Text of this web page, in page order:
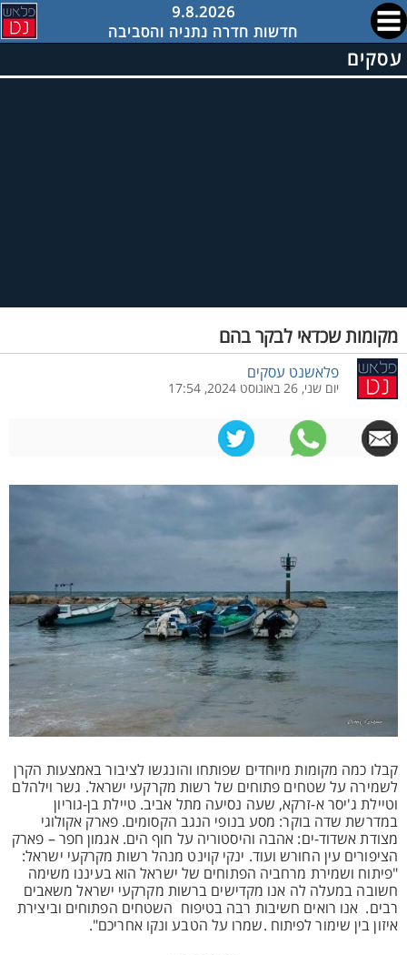
9.8.2026
חדשות חדרה נתניה והסביבה
עסקים
מקומות שכדאי לבקר בהם
פלאשנט עסקים
יום שני, 26 באוגוסט 2024, 17:54
קבלו כמה מקומות מיוחדים שפותחו והונגשו לציבור באמצעות הקרן
לשמירה על שטחים פתוחים של רשות מקרקעי ישראל. גשר וילהלם
וטיילת ג'יסר א-זרקא, שעה נסיעה מתל אביב. טיילת בן-גוריון
במדרשת שדה בוקר: מסע בנופי הנגב הקסומים. פארק אקולוגי
מצודת אשדוד-ים: אהבה והיסטוריה על חוף הים. אגמון חפר – פארק
הציפורים עין החורש ועוד. ינקי קוינט מנהל רשות מקרקעי ישראל:
"פיתוח ושמירת מרחביה הפתוחים של ישראל הוא בעיננו משימה
חשובה במעלה לה אנו מקדישים ברשות מקרקעי ישראל משאבים
רבים. אנו רואים חשיבות רבה בטיפוח השטחים הפתוחים וביצירת
איזון בין שימור לפיתוח .שמרו על הטבע ונקו אחריכם".